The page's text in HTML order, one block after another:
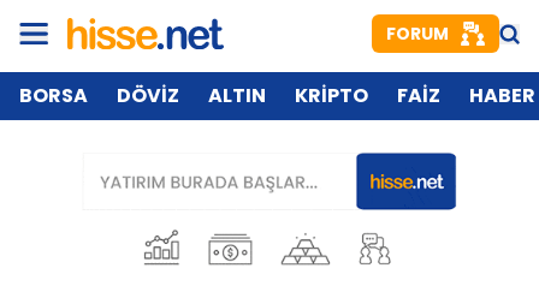
FORUM
BORSA DÖVİZ ALTIN KRİPTO FAİZ HABER